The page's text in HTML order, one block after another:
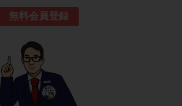
無料会員登録